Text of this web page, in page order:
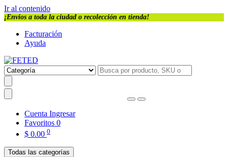
Ir al contenido
¡Envios a toda la ciudad o recolección en tienda!
Facturación
Ayuda
Cuenta Ingresar
Favoritos 0
$ 0.00 0
Todas las categorías